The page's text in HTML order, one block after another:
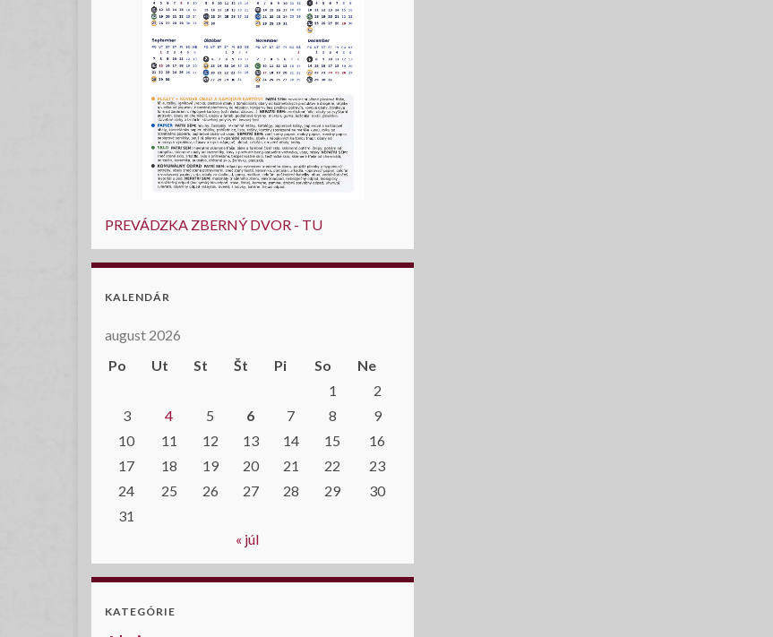
PREVÁDZKA ZBERNÝ DVOR - TU
KALENDÁR
august 2026
Po
Ut St Št Pi So
Ne
1
2
3
4 5 6 7 8
9
10
11 12 13 14 15
16
17
18 19 20 21 22
23
24
25 26 27 28 29
30
31
« júl
KATEGÓRIE